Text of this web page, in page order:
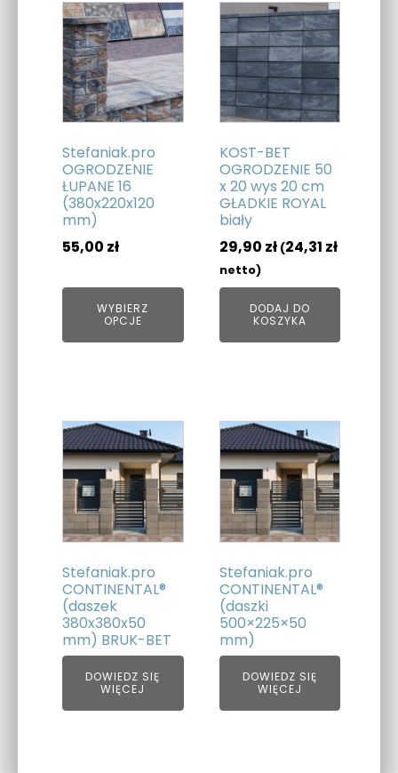
Stefaniak.pro
OGRODZENIE
ŁUPANE 16
(380x220x120
mm)
55,00 zł
WYBIERZ
OPCJE
Ten
produkt
ma
wiele
wariantów.
Opcje
można
wybrać
na
stronie
produktu
KOST-BET
OGRODZENIE 50
x 20 wys 20 cm
GŁADKIE ROYAL
biały
29,90 zł (24,31 zł
netto)
DODAJ DO
KOSZYKA
Stefaniak.pro
CONTINENTAL®
(daszek
380x380x50
mm) BRUK-BET
DOWIEDZ SIĘ
WIĘCEJ
Stefaniak.pro
CONTINENTAL®
(daszki
500×225×50
mm)
DOWIEDZ SIĘ
WIĘCEJ